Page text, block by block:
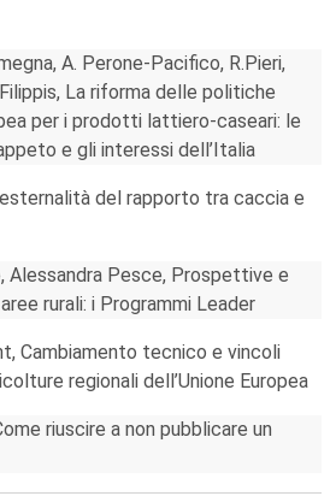
A. Perone-Pacifico, R.Pieri,
Filippis, La riforma delle politiche
per i prodotti lattiero-caseari: le
e gli interessi dell’Italia
del rapporto tra caccia e
Alessandra Pesce, Prospettive e
rurali: i Programmi Leader
Cambiamento tecnico e vincoli
regionali dell’Unione Europea
riuscire a non pubblicare un